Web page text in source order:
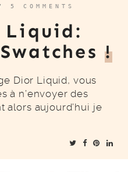
5 COMMENTS
Liquid:
!
Dior Liquid, vous
à n’envoyer des
alors aujourd’hui je